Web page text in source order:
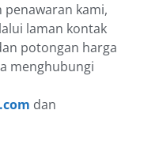
kami,
laman kontak
potongan harga
menghubungi
dan